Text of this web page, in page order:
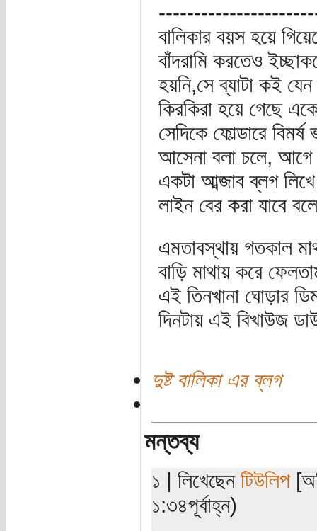
বালিকার বয়স হয়ে
বাঁদরামি করতেও
হয়নি,সে ব্যাটা কই
কিরকিরা হয়ে গেছে
সেদিকে ফোল্ডারে
আসেনা বলা চলে, আগে
একটা আব্জাব ব্লগ
লাইন বের করা যাবে
এমতাবস্থায় গতকাল
বাড়ি মাথায় করে
এই তিনখানা ঘোড়ার
দিনটায় এই বিখাউজ
দুষ্ট বালিকা এর ব্লগ
মন্তব্য
১ | লিখেছেন টিউলিপ
১:৩৪পূর্বাহ্ন)